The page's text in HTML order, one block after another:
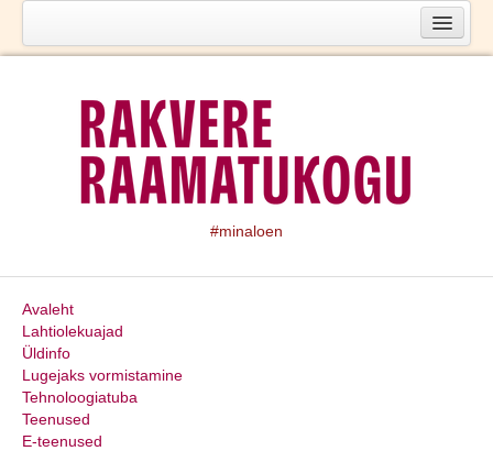
Kontakt
Töötajad
Raamatukogust
Nõukogu
Meediakajastused
Statistikat
Dokumendid
Hinnakiri
#minaloen
Avaleht
Lahtiolekuajad
Üldinfo
Lugejaks vormistamine
Tehnoloogiatuba
Teenused
E-teenused